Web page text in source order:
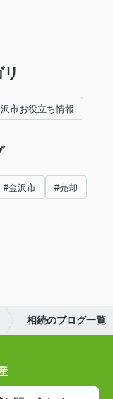
市お役立ち情報
#金沢市 #売却
相続のブログ一覧